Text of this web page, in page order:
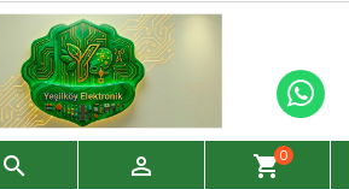
  shopping_cart0